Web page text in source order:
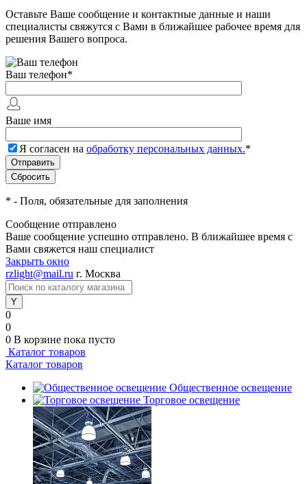
Оставьте Ваше сообщение и контактные данные и наши
специалисты свяжутся с Вами в ближайшее рабочее время для
решения Вашего вопроса.
Ваш телефон*
Ваше имя
Я согласен на обработку персональных данных.*
* - Поля, обязательные для заполнения
Сообщение отправлено
Ваше сообщение успешно отправлено. В ближайшее время с
Вами свяжется наш специалист
Закрыть окно
rzlight@mail.ru г. Москва
0
0
0 В корзине пока пусто
Каталог товаров
Каталог товаров
Общественное освещение
Торговое освещение